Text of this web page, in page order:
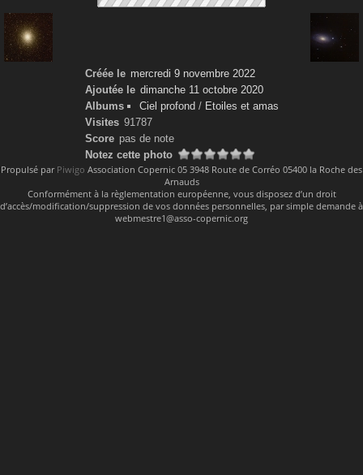
Créée le mercredi 9 novembre 2022
Ajoutée le dimanche 11 octobre 2020
Albums
Ciel profond / Etoiles et amas
Visites 91787
Score pas de note
Notez cette photo
Propulsé par Piwigo Association Copernic 05 3948 Route de Corréo 05400 la Roche des
Arnauds
Conformément à la règlementation européenne, vous disposez d’un droit
d’accès/modification/suppression de vos données personnelles, par simple demande à
webmestre1@asso-copernic.org